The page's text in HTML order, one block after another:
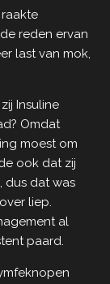
reden ervan
last van mok,
Insuline
Omdat
moest om
ook dat zij
dus dat was
liep.
al
paard.